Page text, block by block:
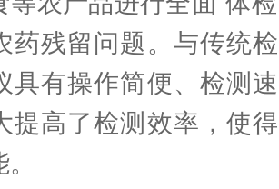
药残留问题。与传统
具有操作简便、检测
提高了检测效率，使